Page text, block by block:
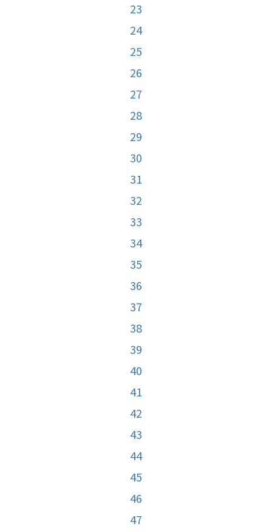
23
24
25
26
27
28
29
30
31
32
33
34
35
36
37
38
39
40
41
42
43
44
45
46
47